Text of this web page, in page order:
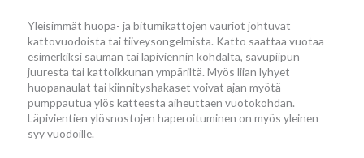
Yleisimmät huopa- ja bitumikattojen vauriot johtuvat
kattovuodoista tai tiiveysongelmista. Katto saattaa vuotaa
esimerkiksi sauman tai läpiviennin kohdalta, savupiipun
juuresta tai kattoikkunan ympäriltä. Myös liian lyhyet
huopanaulat tai kiinnityshakaset voivat ajan myötä
pumppautua ylös katteesta aiheuttaen vuotokohdan.
Läpivientien ylösnostojen haperoituminen on myös yleinen
syy vuodoille.